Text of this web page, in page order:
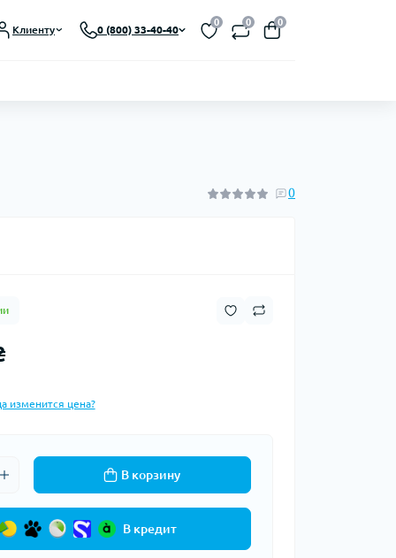
Клиенту 0 (800) 33-40-40
0 0 0
0
изменится цена?
В корзину
В кредит
UA
Закрыть